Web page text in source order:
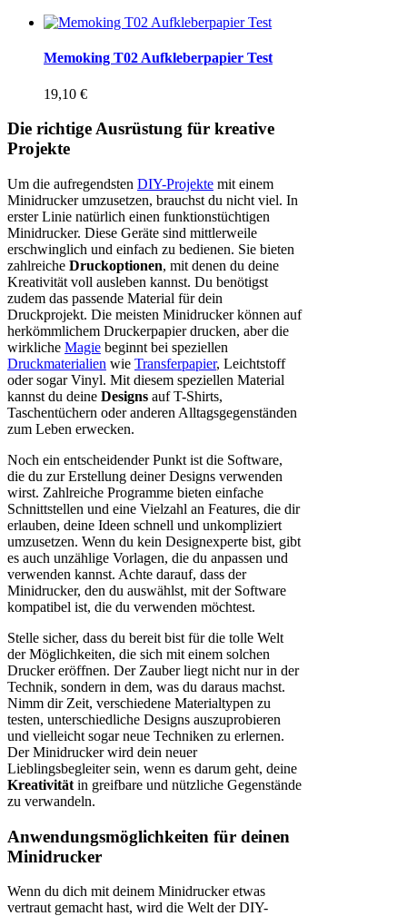
Memoking T02 Aufkleberpapier Test
19,10 €
Die richtige Ausrüstung für kreative
Projekte
Um die aufregendsten DIY-Projekte mit einem
Minidrucker umzusetzen, brauchst du nicht viel. In
erster Linie natürlich einen funktionstüchtigen
Minidrucker. Diese Geräte sind mittlerweile
erschwinglich und einfach zu bedienen. Sie bieten
zahlreiche Druckoptionen, mit denen du deine
Kreativität voll ausleben kannst. Du benötigst
zudem das passende Material für dein
Druckprojekt. Die meisten Minidrucker können auf
herkömmlichem Druckerpapier drucken, aber die
wirkliche Magie beginnt bei speziellen
Druckmaterialien wie Transferpapier, Leichtstoff
oder sogar Vinyl. Mit diesem speziellen Material
kannst du deine Designs auf T-Shirts,
Taschentüchern oder anderen Alltagsgegenständen
zum Leben erwecken.
Noch ein entscheidender Punkt ist die Software,
die du zur Erstellung deiner Designs verwenden
wirst. Zahlreiche Programme bieten einfache
Schnittstellen und eine Vielzahl an Features, die dir
erlauben, deine Ideen schnell und unkompliziert
umzusetzen. Wenn du kein Designexperte bist, gibt
es auch unzählige Vorlagen, die du anpassen und
verwenden kannst. Achte darauf, dass der
Minidrucker, den du auswählst, mit der Software
kompatibel ist, die du verwenden möchtest.
Stelle sicher, dass du bereit bist für die tolle Welt
der Möglichkeiten, die sich mit einem solchen
Drucker eröffnen. Der Zauber liegt nicht nur in der
Technik, sondern in dem, was du daraus machst.
Nimm dir Zeit, verschiedene Materialtypen zu
testen, unterschiedliche Designs auszuprobieren
und vielleicht sogar neue Techniken zu erlernen.
Der Minidrucker wird dein neuer
Lieblingsbegleiter sein, wenn es darum geht, deine
Kreativität in greifbare und nützliche Gegenstände
zu verwandeln.
Anwendungsmöglichkeiten für deinen
Minidrucker
Wenn du dich mit deinem Minidrucker etwas
vertraut gemacht hast, wird die Welt der DIY-